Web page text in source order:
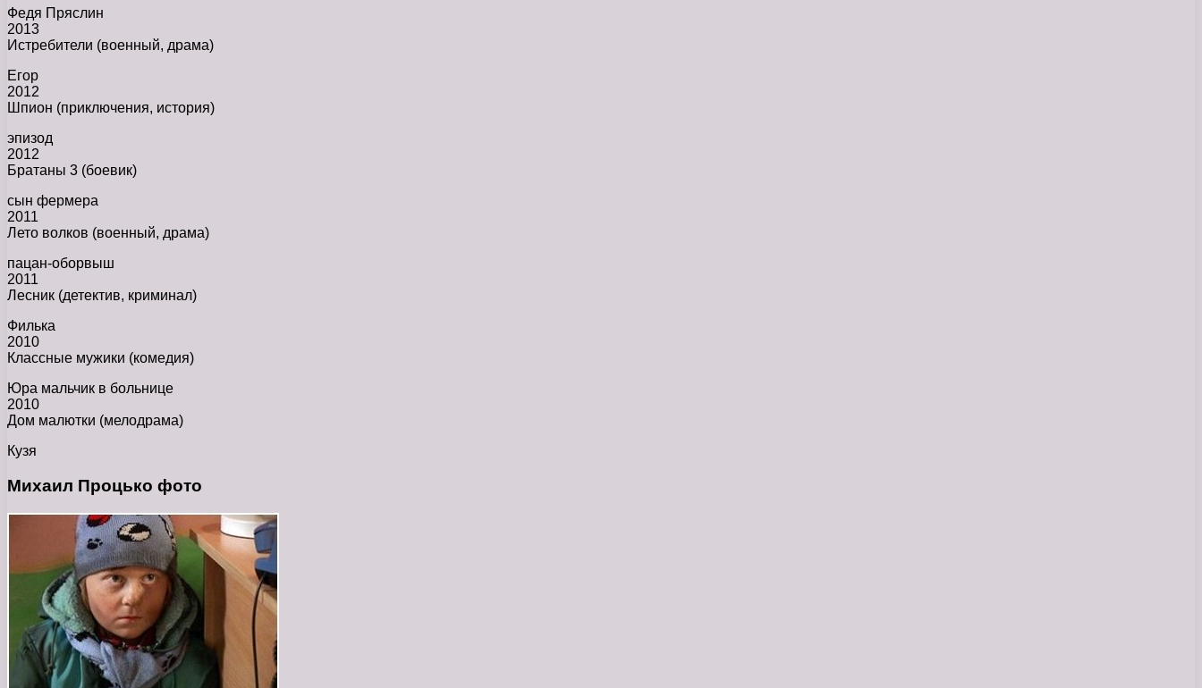
Федя Пряслин
2013
Истребители (военный, драма)
Егор
2012
Шпион (приключения, история)
эпизод
2012
Братаны 3 (боевик)
сын фермера
2011
Лето волков (военный, драма)
пацан-оборвыш
2011
Лесник (детектив, криминал)
Филька
2010
Классные мужики (комедия)
Юра мальчик в больнице
2010
Дом малютки (мелодрама)
Кузя
Михаил Процько фото